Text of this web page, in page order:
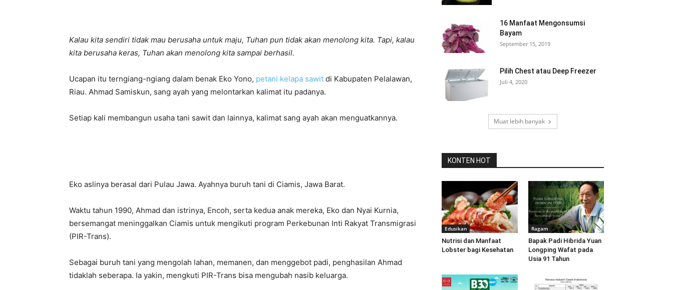
Kalau kita sendiri tidak mau berusaha untuk maju, Tuhan pun tidak akan menolong kita. Tapi, kalau
kita berusaha keras, Tuhan akan menolong kita sampai berhasil.
Ucapan itu terngiang-ngiang dalam benak Eko Yono, petani kelapa sawit di Kabupaten Pelalawan,
Riau. Ahmad Samiskun, sang ayah yang melontarkan kalimat itu padanya.
Setiap kali membangun usaha tani sawit dan lainnya, kalimat sang ayah akan menguatkannya.
Eko aslinya berasal dari Pulau Jawa. Ayahnya buruh tani di Ciamis, Jawa Barat.
Waktu tahun 1990, Ahmad dan istrinya, Encoh, serta kedua anak mereka, Eko dan Nyai Kurnia,
bersemangat meninggalkan Ciamis untuk mengikuti program Perkebunan Inti Rakyat Transmigrasi
(PIR-Trans).
Sebagai buruh tani yang mengolah lahan, memanen, dan menggebot padi, penghasilan Ahmad
tidaklah seberapa. Ia yakin, mengkuti PIR-Trans bisa mengubah nasib keluarga.
16 Manfaat Mengonsumsi
Bayam
September 15, 2019
Pilih Chest atau Deep Freezer
Juli 4, 2020
Muat lebih banyak
KONTEN HOT
Edusikan
Nutrisi dan Manfaat
Lobster bagi Kesehatan
Ragam
Bapak Padi Hibrida Yuan
Longping Wafat pada
Usia 91 Tahun